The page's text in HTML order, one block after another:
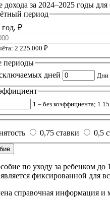
дохода за 2024–2025 годы
период
год, ₽
2 225 000 ₽
периоды
дней
Дни
1 – без коэффициента;
0,75 ставки 0,5
по уходу за ребенком
фиксированной для
справочная информация и